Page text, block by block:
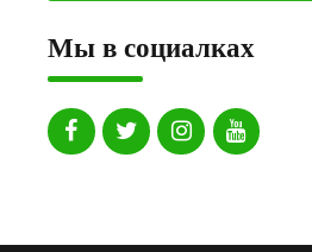
Мы в социалках